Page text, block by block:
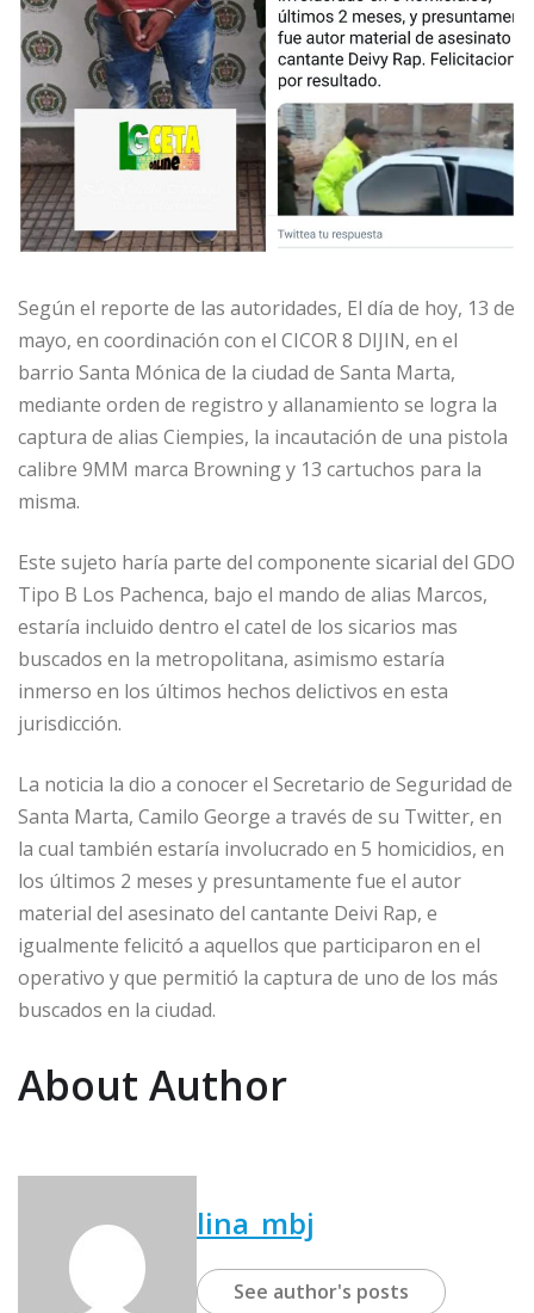
Según el reporte de las autoridades, El día de hoy, 13 de
mayo, en coordinación con el CICOR 8 DIJIN, en el
barrio Santa Mónica de la ciudad de Santa Marta,
mediante orden de registro y allanamiento se logra la
captura de alias Ciempies, la incautación de una pistola
calibre 9MM marca Browning y 13 cartuchos para la
misma.
Este sujeto haría parte del componente sicarial del GDO
Tipo B Los Pachenca, bajo el mando de alias Marcos,
estaría incluido dentro el catel de los sicarios mas
buscados en la metropolitana, asimismo estaría
inmerso en los últimos hechos delictivos en esta
jurisdicción.
La noticia la dio a conocer el Secretario de Seguridad de
Santa Marta, Camilo George a través de su Twitter, en
la cual también estaría involucrado en 5 homicidios, en
los últimos 2 meses y presuntamente fue el autor
material del asesinato del cantante Deivi Rap, e
igualmente felicitó a aquellos que participaron en el
operativo y que permitió la captura de uno de los más
buscados en la ciudad.
About Author
lina_mbj
See author's posts